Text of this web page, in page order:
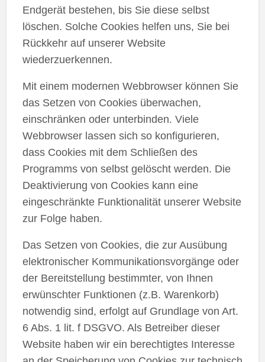
Endgerät bestehen, bis Sie diese selbst
löschen. Solche Cookies helfen uns, Sie bei
Rückkehr auf unserer Website
wiederzuerkennen.
Mit einem modernen Webbrowser können Sie
das Setzen von Cookies überwachen,
einschränken oder unterbinden. Viele
Webbrowser lassen sich so konfigurieren,
dass Cookies mit dem Schließen des
Programms von selbst gelöscht werden. Die
Deaktivierung von Cookies kann eine
eingeschränkte Funktionalität unserer Website
zur Folge haben.
Das Setzen von Cookies, die zur Ausübung
elektronischer Kommunikationsvorgänge oder
der Bereitstellung bestimmter, von Ihnen
erwünschter Funktionen (z.B. Warenkorb)
notwendig sind, erfolgt auf Grundlage von Art.
6 Abs. 1 lit. f DSGVO. Als Betreiber dieser
Website haben wir ein berechtigtes Interesse